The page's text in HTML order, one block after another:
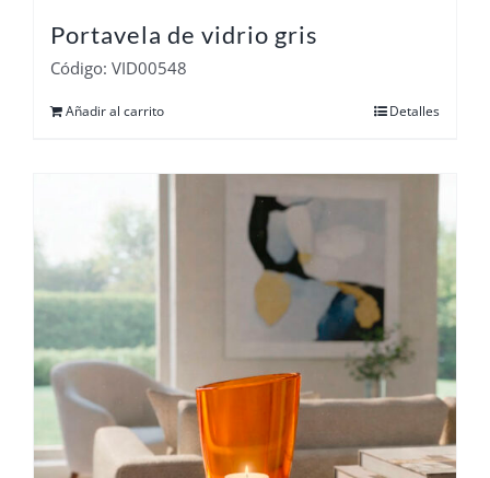
Portavela de vidrio gris
Código: VID00548
Añadir al carrito Detalles